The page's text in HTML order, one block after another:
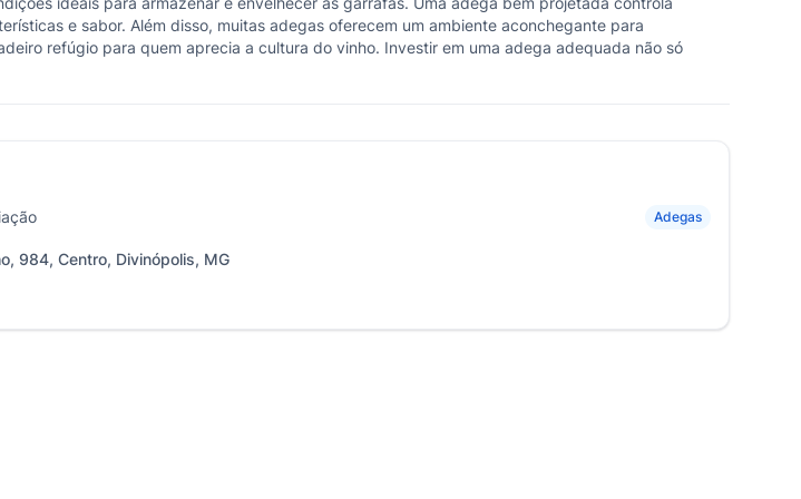
e sabor. Além disso, muitas adegas oferecem um ambiente aconchegante para
refúgio para quem aprecia a cultura do vinho. Investir em uma adega adequada não só
Adegas
984, Centro, Divinópolis, MG